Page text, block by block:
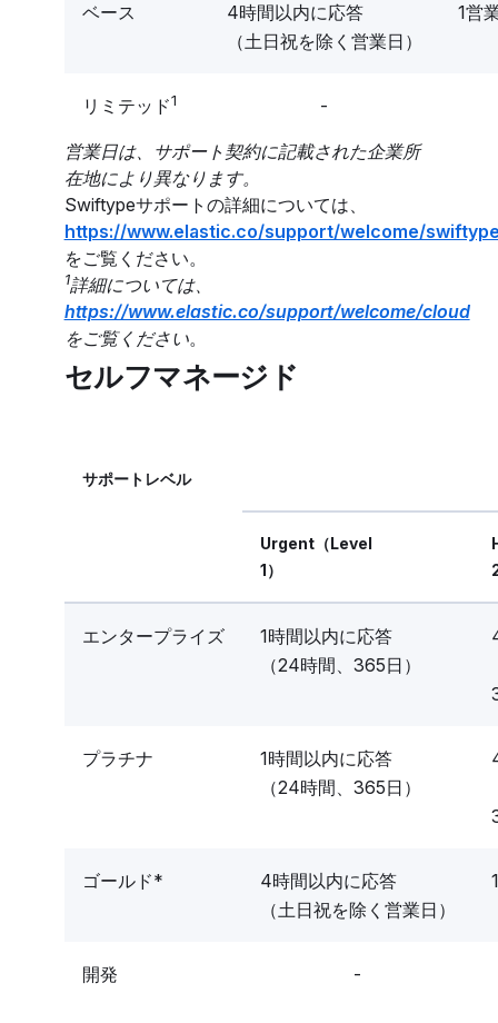
ベース
4時間以内に応答
（土日祝を除く営業日）
1営
リミテッド1 -
営業日は、サポート契約に記載された企業所
在地により異なります。
Swiftypeサポートの詳細については、
https://www.elastic.co/support/welcome/
をご覧ください。
1詳細については、
https://www.elastic.co/support/welcome/cloud
をご覧ください。
セルフマネージド
サポートレベル
Urgent（Level
1）
エンタープライズ
1時間以内に応答
（24時間、365日）
プラチナ
1時間以内に応答
（24時間、365日）
ゴールド*
4時間以内に応答
（土日祝を除く営業日）
開発 -